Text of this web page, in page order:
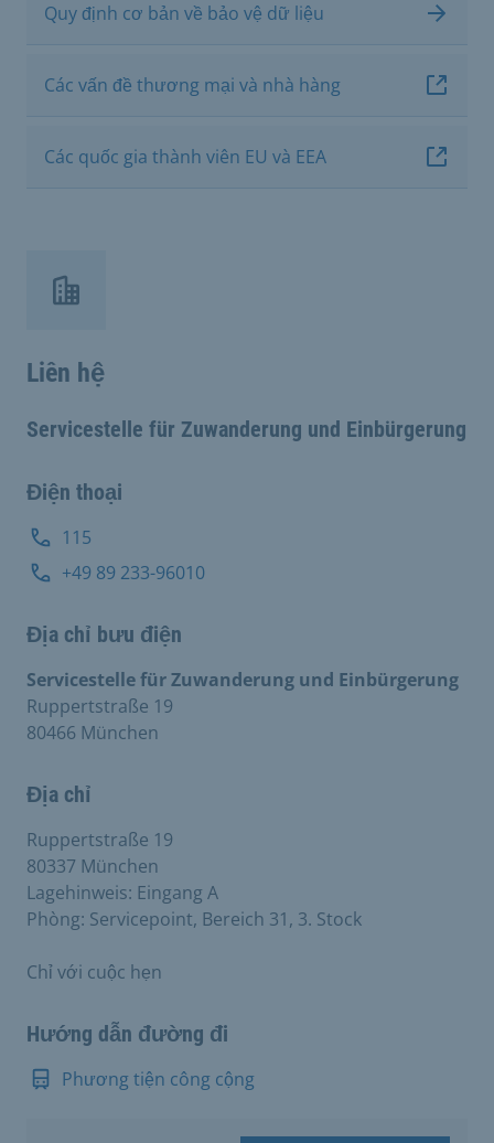
Quy định cơ bản về bảo vệ dữ liệu
Các vấn đề thương mại và nhà hàng
Các quốc gia thành viên EU và EEA
Liên hệ
Servicestelle für Zuwanderung und Einbürgerung
Điện thoại
115
+49 89 233-96010
Địa chỉ bưu điện
Servicestelle für Zuwanderung und Einbürgerung
Ruppertstraße 19
80466 München
Địa chỉ
Ruppertstraße 19
80337 München
Lagehinweis: Eingang A
Phòng: Servicepoint, Bereich 31, 3. Stock
Chỉ với cuộc hẹn
Hướng dẫn đường đi
Phương tiện công cộng